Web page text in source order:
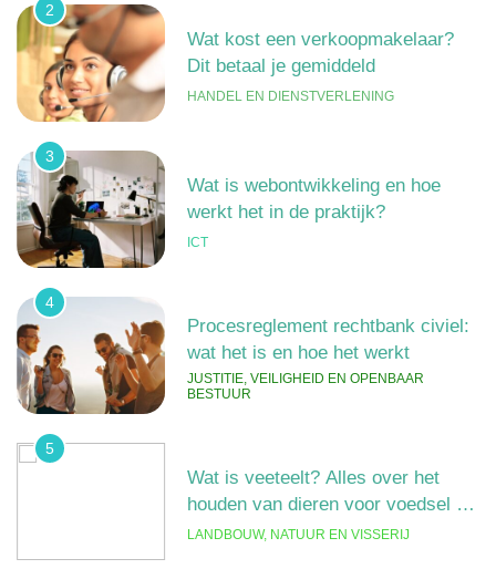
2
Wat kost een verkoopmakelaar?
Dit betaal je gemiddeld
HANDEL EN DIENSTVERLENING
3
Wat is webontwikkeling en hoe
werkt het in de praktijk?
ICT
4
Procesreglement rechtbank civiel:
wat het is en hoe het werkt
JUSTITIE, VEILIGHEID EN OPENBAAR
BESTUUR
5
Wat is veeteelt? Alles over het
houden van dieren voor voedsel en
meer
LANDBOUW, NATUUR EN VISSERIJ